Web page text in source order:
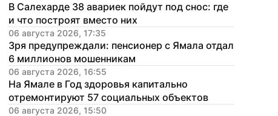
В Салехарде 38 авариек пойдут под снос: где
и что построят вместо них
06 августа 2026, 17:35
Зря предупреждали: пенсионер с Ямала отдал
6 миллионов мошенникам
06 августа 2026, 16:55
На Ямале в Год здоровья капитально
отремонтируют 57 социальных объектов
06 августа 2026, 15:50